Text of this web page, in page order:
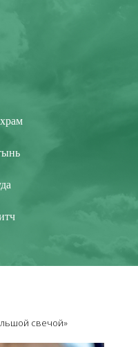
храм
свечой»